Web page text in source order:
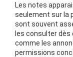
Les notes
seulement sur la
sont souvent
les consulter dès
comme les
permissions